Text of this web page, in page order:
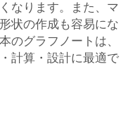
なります。また、マ
状の作成も容易にな
のグラフノートは、
計算・設計に最適で